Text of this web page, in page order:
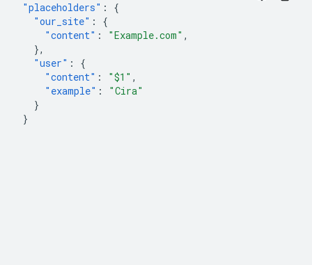
"placeholders" :
{
"our_site" :
{
"content" : "Example.com" ,
},
"user" :
{
"content" : "$1" ,
"example" :
"Cira"
}
}